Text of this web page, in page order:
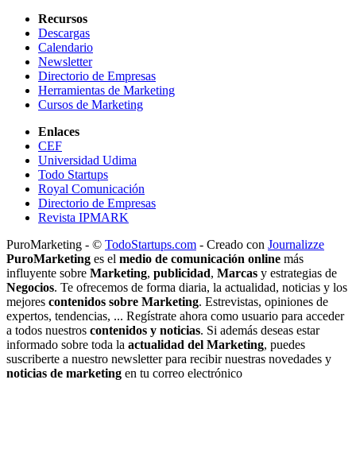
Recursos
Descargas
Calendario
Newsletter
Directorio de Empresas
Herramientas de Marketing
Cursos de Marketing
Enlaces
CEF
Universidad Udima
Todo Startups
Royal Comunicación
Directorio de Empresas
Revista IPMARK
PuroMarketing - © TodoStartups.com - Creado con Journalizze
PuroMarketing es el medio de comunicación online más
influyente sobre Marketing, publicidad, Marcas y estrategias de
Negocios. Te ofrecemos de forma diaria, la actualidad, noticias y los
mejores contenidos sobre Marketing. Estrevistas, opiniones de
expertos, tendencias, ... Regístrate ahora como usuario para acceder
a todos nuestros contenidos y noticias. Si además deseas estar
informado sobre toda la actualidad del Marketing, puedes
suscriberte a nuestro newsletter para recibir nuestras novedades y
noticias de marketing en tu correo electrónico